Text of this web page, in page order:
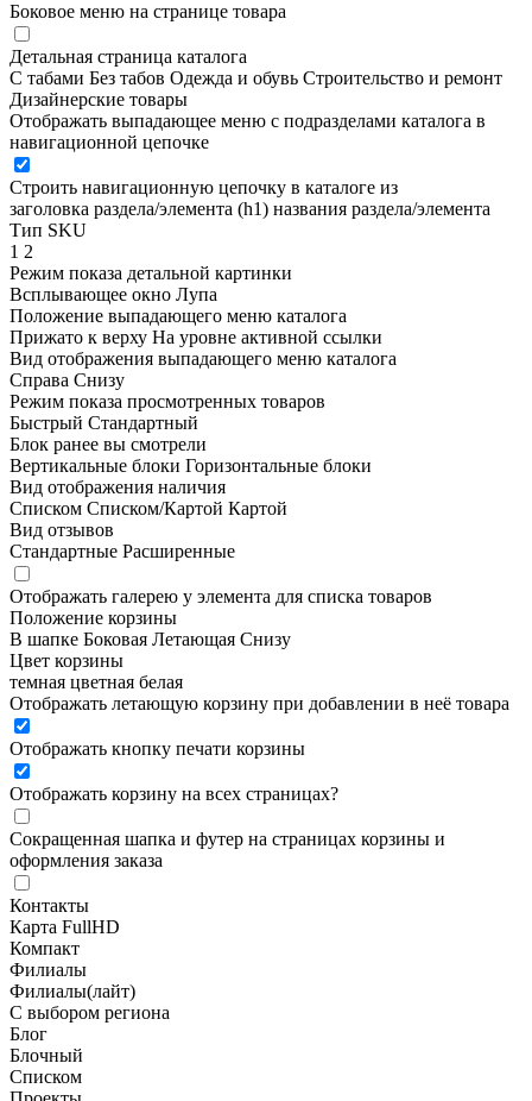
Боковое меню на странице товара
Детальная страница каталога
С табами Без табов Одежда и обувь Строительство и ремонт
Дизайнерские товары
Отображать выпадающее меню с подразделами каталога в
навигационной цепочке
Строить навигационную цепочку в каталоге из
заголовка раздела/элемента (h1) названия раздела/элемента
Тип SKU
1 2
Режим показа детальной картинки
Всплывающее окно Лупа
Положение выпадающего меню каталога
Прижато к верху На уровне активной ссылки
Вид отображения выпадающего меню каталога
Справа Снизу
Режим показа просмотренных товаров
Быстрый Стандартный
Блок ранее вы смотрели
Вертикальные блоки Горизонтальные блоки
Вид отображения наличия
Списком Списком/Картой Картой
Вид отзывов
Стандартные Расширенные
Отображать галерею у элемента для списка товаров
Положение корзины
В шапке Боковая Летающая Снизу
Цвет корзины
темная цветная белая
Отображать летающую корзину при добавлении в неё товара
Отображать кнопку печати корзины
Отображать корзину на всех страницах?
Сокращенная шапка и футер на страницах корзины и
оформления заказа
Контакты
Карта FullHD
Компакт
Филиалы
Филиалы(лайт)
С выбором региона
Блог
Блочный
Списком